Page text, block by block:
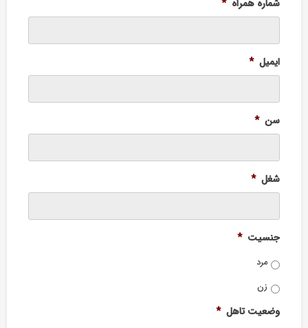
شماره همراه *
ایمیل *
سن *
شغل *
جنسیت *
مرد
زن
وضعیت تاهل *